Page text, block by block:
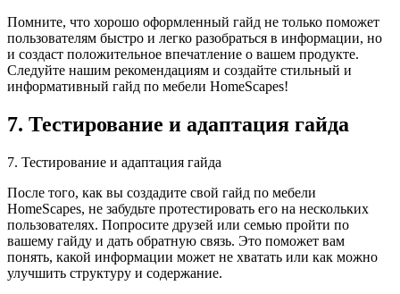
Помните, что хорошо оформленный гайд не только поможет
пользователям быстро и легко разобраться в информации, но
и создаст положительное впечатление о вашем продукте.
Следуйте нашим рекомендациям и создайте стильный и
информативный гайд по мебели HomeScapes!
7. Тестирование и адаптация гайда
7. Тестирование и адаптация гайда
После того, как вы создадите свой гайд по мебели
HomeScapes, не забудьте протестировать его на нескольких
пользователях. Попросите друзей или семью пройти по
вашему гайду и дать обратную связь. Это поможет вам
понять, какой информации может не хватать или как можно
улучшить структуру и содержание.